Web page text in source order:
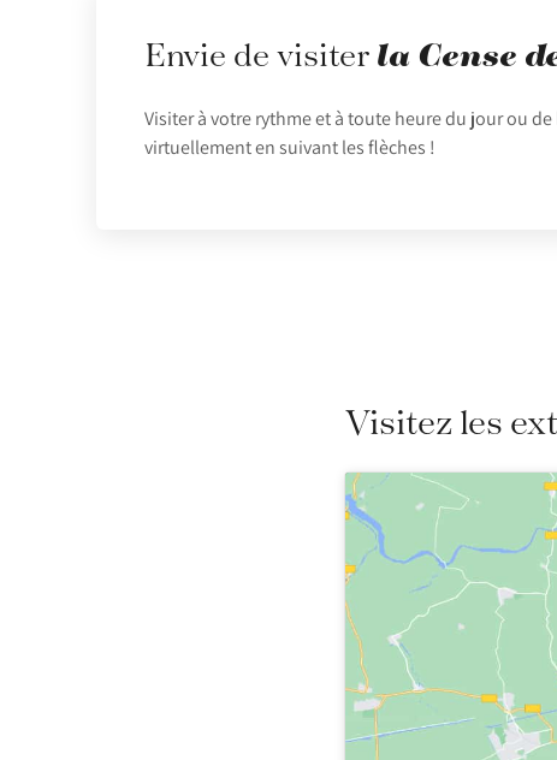
Envie de visiterla Cense
Visiter à votre rythme et à toute heure du jour ou
virtuellement en suivant les flèches !
Visitez les